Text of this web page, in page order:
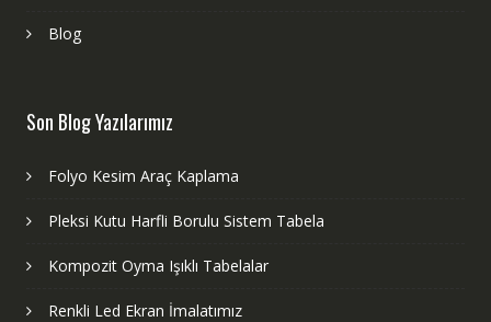
Blog
Son Blog Yazılarımız
Folyo Kesim Araç Kaplama
Pleksi Kutu Harfli Borulu Sistem Tabela
Kompozit Oyma Işıklı Tabelalar
Renkli Led Ekran İmalatımız